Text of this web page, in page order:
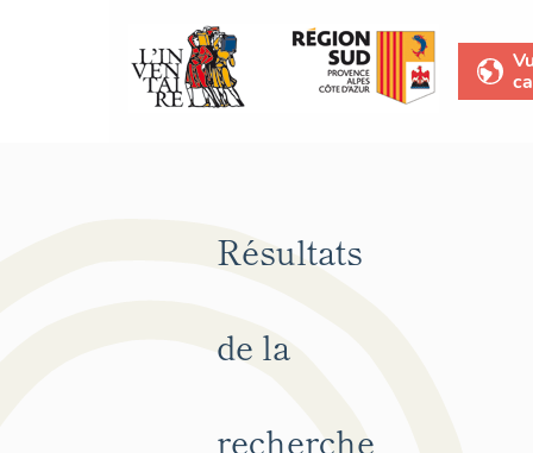
Résultats
de la
recherche